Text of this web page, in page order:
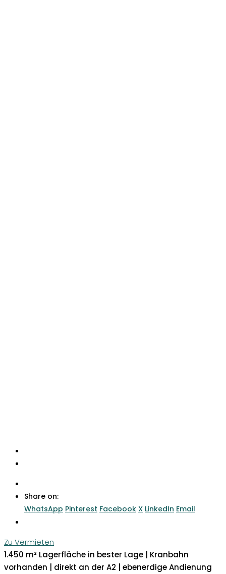
Share on:
WhatsApp Pinterest Facebook X LinkedIn Email
Zu Vermieten
1.450 m² Lagerfläche in bester Lage | Kranbahn
vorhanden | direkt an der A2 | ebenerdige Andienung